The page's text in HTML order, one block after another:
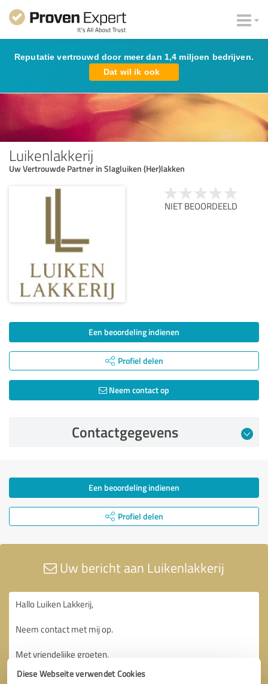
Diese Webseite verwendet Cookies
Reputatie vertrouwd door meer dan 1,4 miljoen bedrijven.
Dat wil ik ook
Luikenlakkerij
Uw Vertrouwde Partner in Slagluiken (Her)lakken
NIET BEOORDEELD
Een beoordeling indienen
Profiel delen
Neem contact op
Contactgegevens
Een beoordeling indienen
Profiel delen
Uw bericht aan Luikenlakkerij